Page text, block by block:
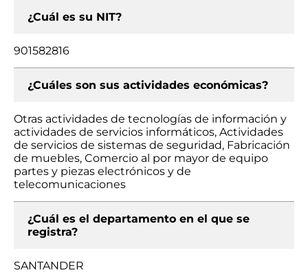
¿Cuál es su NIT?
901582816
¿Cuáles son sus actividades económicas?
Otras actividades de tecnologías de información y
actividades de servicios informáticos, Actividades
de servicios de sistemas de seguridad, Fabricación
de muebles, Comercio al por mayor de equipo
partes y piezas electrónicos y de
telecomunicaciones
¿Cuál es el departamento en el que se
registra?
SANTANDER